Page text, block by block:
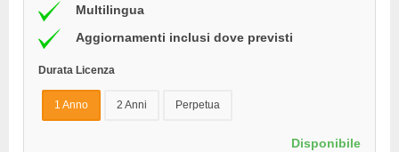
Multilingua
Aggiornamenti inclusi dove previsti
Durata Licenza
1 Anno 2 Anni Perpetua
Disponibile